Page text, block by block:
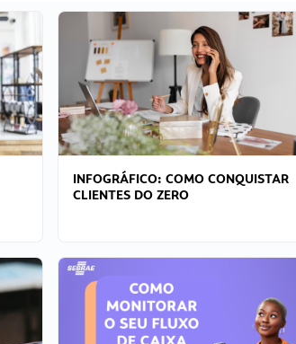
INFOGRÁFICO: COMO CONQUISTAR
CLIENTES DO ZERO